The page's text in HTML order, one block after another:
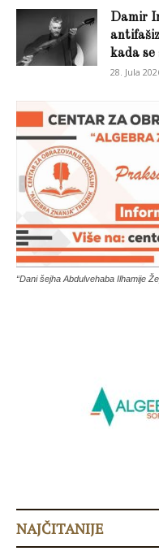
Damir
kada se
28. Jula
“Dani šejha Abdulvehaba Ilhamije
NAJČITANIJE